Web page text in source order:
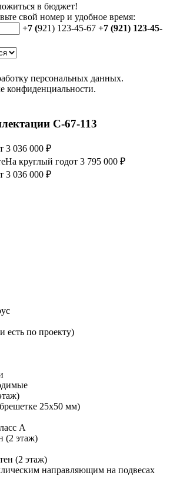
в бюджет!
свой номер и удобное время:
+7 (921) 123-45-67 +7 (921) 123-45-
персональных данных.
конфиденциальности.
С-67-113
3 036 000 ₽
На круглый годот 3 795 000 ₽
3 036 000 ₽
есть по проекту)
25х50 мм)
А
(2 этаж)
(2 этаж)
направляющим на подвесах